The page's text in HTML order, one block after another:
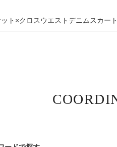
ト×クロスウエストデニムスカー